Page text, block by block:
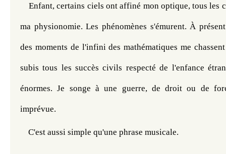
Enfant, certains ciels ont affiné mon optique, tous les
ma physionomie. Les phénomènes s'émurent. À
des moments de l'infini des mathématiques me
subis tous les succès civils respecté de l'enfance
énormes. Je songe à une guerre, de droit ou de
imprévue.
C'est aussi simple qu'une phrase musicale.